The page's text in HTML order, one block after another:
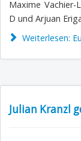
Maxime Vachier-
D und Arjuan
Weiterlesen:
Julian Kranzl